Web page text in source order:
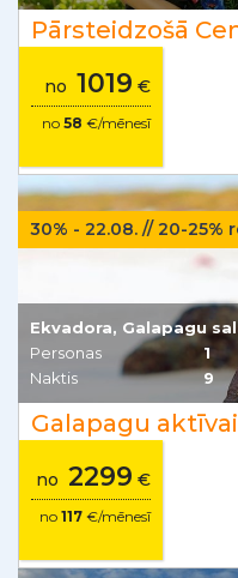
Pārsteidzošā
no 1019 €
no 58 €/mēnesī
30% - 22.08. // 20-25%
Ekvadora, Galapagu
Personas
1
Naktis
9
Galapagu
no 2299 €
no 117 €/mēnesī